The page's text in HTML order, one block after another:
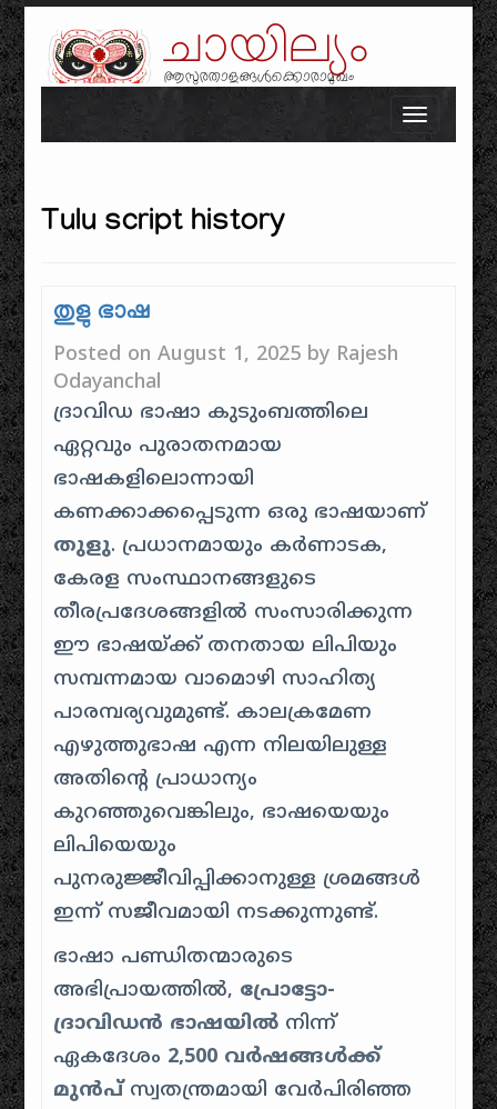
ചായില്യം
ആസുരതാളങ്ങൾക്കൊരാമുഖം
Skip to content
Toggle
Tulu script history
തുളു ഭാഷ
Posted onAugust 1, 2025 by Rajesh
Odayanchal
ദ്രാവിഡ ഭാഷാ കുടുംബത്തിലെ
ഏറ്റവും പുരാതനമായ
ഭാഷകളിലൊന്നായി
കണക്കാക്കപ്പെടുന്ന ഒരു ഭാഷയാണ്
തുളു. പ്രധാനമായും കർണാടക,
കേരള സംസ്ഥാനങ്ങളുടെ
തീരപ്രദേശങ്ങളിൽ സംസാരിക്കുന്ന
ഈ ഭാഷയ്ക്ക് തനതായ ലിപിയും
സമ്പന്നമായ വാമൊഴി സാഹിത്യ
പാരമ്പര്യവുമുണ്ട്. കാലക്രമേണ
എഴുത്തുഭാഷ എന്ന നിലയിലുള്ള
അതിൻ്റെ പ്രാധാന്യം
കുറഞ്ഞുവെങ്കിലും, ഭാഷയെയും
ലിപിയെയും
പുനരുജ്ജീവിപ്പിക്കാനുള്ള ശ്രമങ്ങൾ
ഇന്ന് സജീവമായി നടക്കുന്നുണ്ട്.
ഭാഷാ പണ്ഡിതന്മാരുടെ
അഭിപ്രായത്തിൽ, പ്രോട്ടോ-
ദ്രാവിഡൻ ഭാഷയിൽ നിന്ന്
ഏകദേശം 2,500 വർഷങ്ങൾക്ക്
മുൻപ്സ്വതന്ത്രമായി വേർപിരിഞ്ഞ